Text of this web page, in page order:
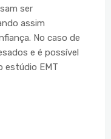
ser
assim
No caso de
e é possível
estúdio EMT